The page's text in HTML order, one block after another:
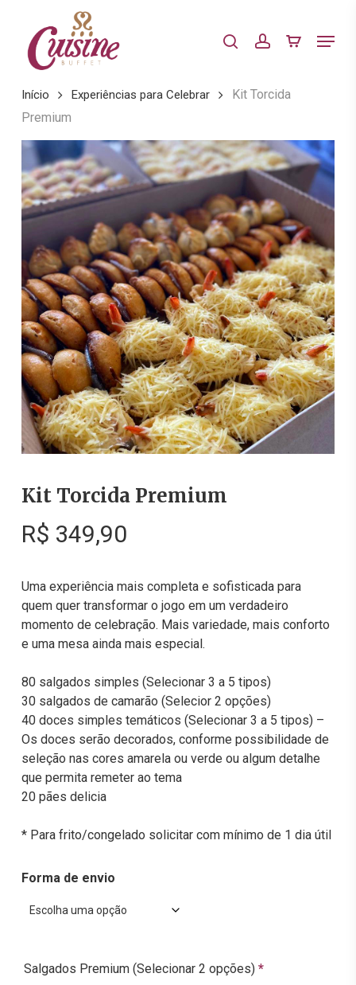
content
search account Menu
Início Experiências para Celebrar
Kit Torcida
Premium
Kit Torcida Premium
R$ 349,90
Uma experiência mais completa e sofisticada para
quem quer transformar o jogo em um verdadeiro
momento de celebração. Mais variedade, mais conforto
e uma mesa ainda mais especial.
80 salgados simples (Selecionar 3 a 5 tipos)
30 salgados de camarão (Selecior 2 opções)
40 doces simples temáticos (Selecionar 3 a 5 tipos) –
Os doces serão decorados, conforme possibilidade de
seleção nas cores amarela ou verde ou algum detalhe
que permita remeter ao tema
20 pães delicia
* Para frito/congelado solicitar com mínimo de 1 dia útil
Forma de envio
Salgados Premium (Selecionar 2 opções) *